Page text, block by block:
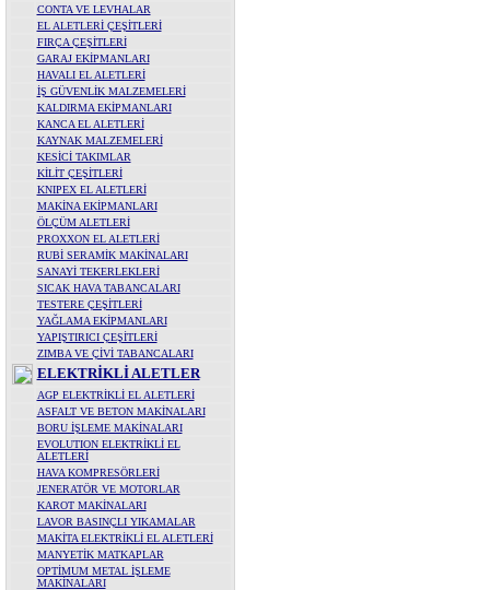
CONTA VE LEVHALAR
EL ALETLERİ ÇEŞİTLERİ
FIRÇA ÇEŞİTLERİ
GARAJ EKİPMANLARI
HAVALI EL ALETLERİ
İŞ GÜVENLİK MALZEMELERİ
KALDIRMA EKİPMANLARI
KANCA EL ALETLERİ
KAYNAK MALZEMELERİ
KESİCİ TAKIMLAR
KİLİT ÇEŞİTLERİ
KNIPEX EL ALETLERİ
MAKİNA EKİPMANLARI
ÖLÇÜM ALETLERİ
PROXXON EL ALETLERİ
RUBİ SERAMİK MAKİNALARI
SANAYİ TEKERLEKLERİ
SICAK HAVA TABANCALARI
TESTERE ÇEŞİTLERİ
YAĞLAMA EKİPMANLARI
YAPIŞTIRICI ÇEŞİTLERİ
ZIMBA VE ÇİVİ TABANCALARI
ELEKTRİKLİ ALETLER
AGP ELEKTRİKLİ EL ALETLERİ
ASFALT VE BETON MAKİNALARI
BORU İŞLEME MAKİNALARI
EVOLUTION ELEKTRİKLİ EL
ALETLERİ
HAVA KOMPRESÖRLERİ
JENERATÖR VE MOTORLAR
KAROT MAKİNALARI
LAVOR BASINÇLI YIKAMALAR
MAKİTA ELEKTRİKLİ EL ALETLERİ
MANYETİK MATKAPLAR
OPTİMUM METAL İŞLEME
MAKİNALARI